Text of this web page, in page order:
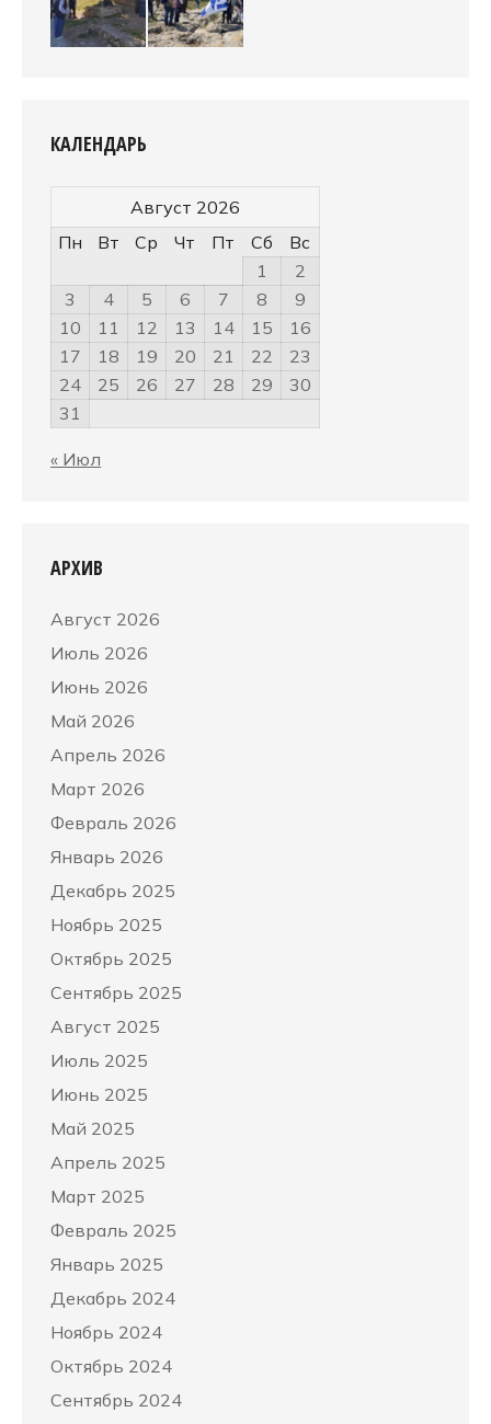
КАЛЕНДАРЬ
Август 2026
Пн
Вт Ср Чт Пт Сб
Вс
1
2
3
4 5 6 7 8
9
10
11 12 13 14 15
16
17
18 19 20 21 22
23
24
25 26 27 28 29
30
31
« Июл
АРХИВ
Август 2026
Июль 2026
Июнь 2026
Май 2026
Апрель 2026
Март 2026
Февраль 2026
Январь 2026
Декабрь 2025
Ноябрь 2025
Октябрь 2025
Сентябрь 2025
Август 2025
Июль 2025
Июнь 2025
Май 2025
Апрель 2025
Март 2025
Февраль 2025
Январь 2025
Декабрь 2024
Ноябрь 2024
Октябрь 2024
Сентябрь 2024